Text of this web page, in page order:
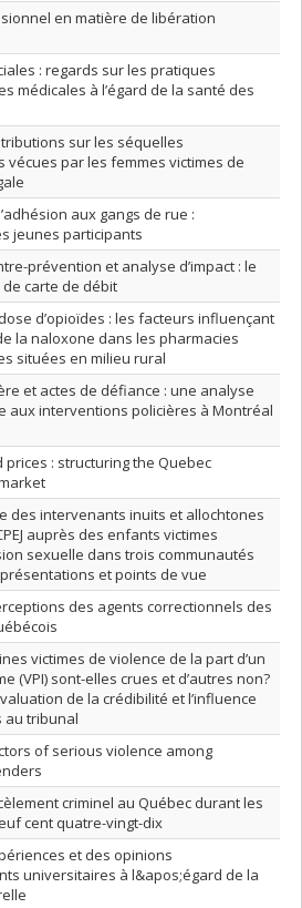
en matière de libération
: regards sur les pratiques
médicales à l’égard de la santé des
sur les séquelles
vécues par les femmes victimes de
aux gangs de rue :
jeunes participants
prévention et analyse d’impact : le
carte de débit
d’opioïdes : les facteurs influençant
la naloxone dans les pharmacies
situées en milieu rural
et actes de défiance : une analyse
aux interventions policières à Montréal
prices : structuring the Quebec
des intervenants inuits et allochtones
auprès des enfants victimes
sexuelle dans trois communautés
et points de vue
des agents correctionnels des
victimes de violence de la part d’un
(VPI) sont-elles crues et d’autres non?
de la crédibilité et l’influence
au tribunal
of serious violence among
criminel au Québec durant les
cent quatre-vingt-dix
et des opinions
universitaires à l&apos;égard de la